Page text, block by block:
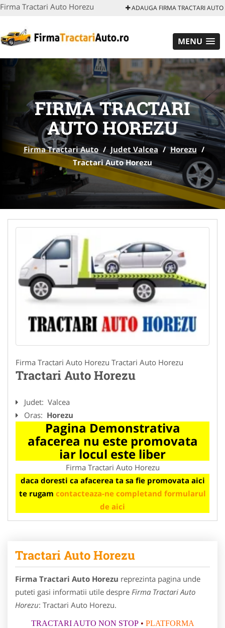
Firma Tractari Auto Horezu ADAUGA FIRMA TRACTARI AUTO
MENU
FIRMA TRACTARI
AUTO HOREZU
Firma Tractari Auto / Judet Valcea / Horezu /
Tractari Auto Horezu
Firma Tractari Auto Horezu Tractari Auto Horezu
Tractari Auto Horezu
Judet: Valcea
Oras: Horezu
Pagina Demonstrativa
afacerea nu este promovata
iar locul este liber
Firma Tractari Auto Horezu
daca doresti ca afacerea ta sa fie promovata aici
te rugam contacteaza-ne completand formularul
de aici
Tractari Auto Horezu
Firma Tractari Auto Horezu reprezinta pagina unde
puteti gasi informatii utile despre Firma Tractari Auto
Horezu: Tractari Auto Horezu.
TRACTARI AUTO NON STOP • PLATFORMA